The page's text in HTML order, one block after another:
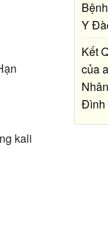
kali
Y
Kết
của
Đình